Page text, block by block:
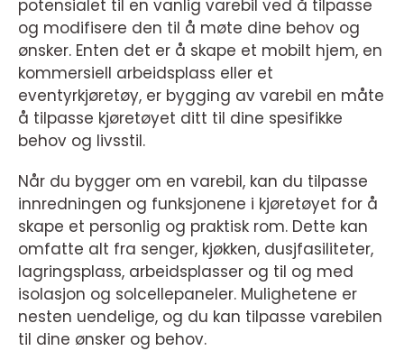
potensialet til en vanlig varebil ved å tilpasse
og modifisere den til å møte dine behov og
ønsker. Enten det er å skape et mobilt hjem, en
kommersiell arbeidsplass eller et
eventyrkjøretøy, er bygging av varebil en måte
å tilpasse kjøretøyet ditt til dine spesifikke
behov og livsstil.
Når du bygger om en varebil, kan du tilpasse
innredningen og funksjonene i kjøretøyet for å
skape et personlig og praktisk rom. Dette kan
omfatte alt fra senger, kjøkken, dusjfasiliteter,
lagringsplass, arbeidsplasser og til og med
isolasjon og solcellepaneler. Mulighetene er
nesten uendelige, og du kan tilpasse varebilen
til dine ønsker og behov.